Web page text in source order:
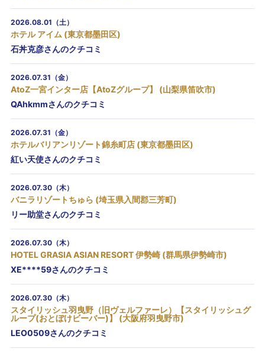
2026.08.01（土）
ホテル アイム (東京都墨田区)
石丼克彦さんのクチコミ
2026.07.31（金）
AtoZ一宮インター店【AtoZグループ】 (山梨県笛吹市)
QAhkmmさんのクチコミ
2026.07.31（金）
ホテルバリアンリゾート錦糸町店 (東京都墨田区)
紅い天使さんのクチコミ
2026.07.30（木）
バニラリゾートちゅら (埼玉県入間郡三芳町)
リー助堂さんのクチコミ
2026.07.30（木）
HOTEL GRASIA ASIAN RESORT 伊勢崎 (群馬県伊勢崎市)
XE****59さんのクチコミ
2026.07.30（木）
スタイリッシュ羽曳野（旧ヴェルファーレ）【スタイリッシュグ
ループ(おとぼけビーバー)】 (大阪府羽曳野市)
LEO0509さんのクチコミ